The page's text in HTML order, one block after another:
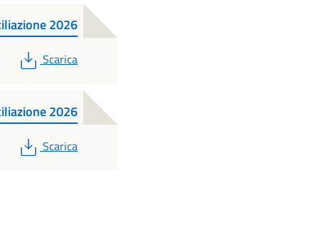
2026
PDF
Scarica
2026
PDF
Scarica